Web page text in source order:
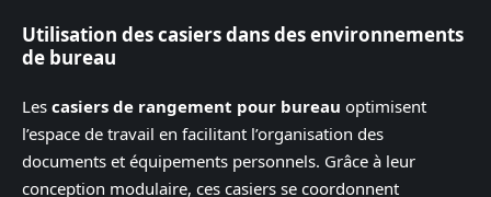
Utilisation des casiers dans des environnements
de bureau
Les casiers de rangement pour bureau optimisent
l’espace de travail en facilitant l’organisation des
documents et équipements personnels. Grâce à leur
conception modulaire, ces casiers se coordonnent